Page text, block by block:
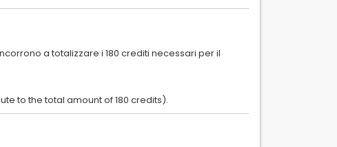
a totalizzare i 180 crediti necessari per il